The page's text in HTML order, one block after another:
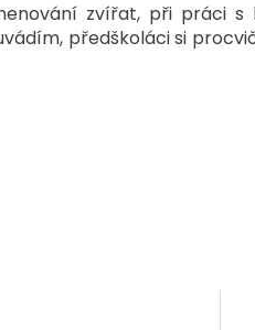
zvířat, při práci
předškoláci si